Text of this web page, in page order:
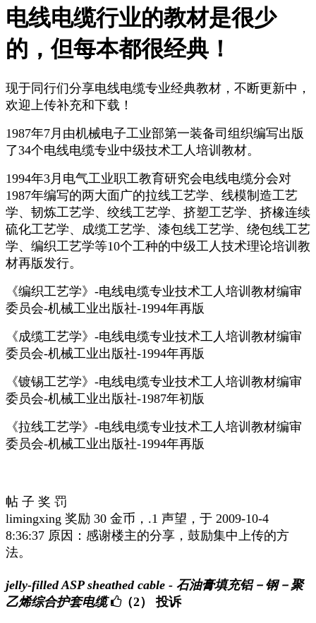
电线电缆行业的教材是很少
的，但每本都很经典！
现于同行们分享电线电缆专业经典教材，不断更新中，
欢迎上传补充和下载！
1987年7月由机械电子工业部第一装备司组织编写出版
了34个电线电缆专业中级技术工人培训教材。
1994年3月电气工业职工教育研究会电线电缆分会对
1987年编写的两大面广的拉线工艺学、线模制造工艺
学、韧炼工艺学、绞线工艺学、挤塑工艺学、挤橡连续
硫化工艺学、成缆工艺学、漆包线工艺学、绕包线工艺
学、编织工艺学等10个工种的中级工人技术理论培训教
材再版发行。
《编织工艺学》-电线电缆专业技术工人培训教材编审
委员会-机械工业出版社-1994年再版
《成缆工艺学》-电线电缆专业技术工人培训教材编审
委员会-机械工业出版社-1994年再版
《镀锡工艺学》-电线电缆专业技术工人培训教材编审
委员会-机械工业出版社-1987年初版
《拉线工艺学》-电线电缆专业技术工人培训教材编审
委员会-机械工业出版社-1994年再版
帖 子 奖 罚
limingxing 奖励 30 金币，.1 声望，于 2009-10-4
8:36:37 原因：感谢楼主的分享，鼓励集中上传的方
法。
jelly-filled ASP sheathed cable - 石油膏填充铝－钢－聚
乙烯综合护套电缆
（2） 投诉